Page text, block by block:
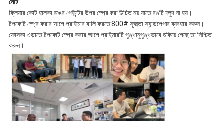
নোট
ক্লিয়ার কোট হালকা রঙের পেইন্টের উপর স্প্রে করা উচিত নয় যাতে রঙটি হলুদ না হয়।
টপকোট স্প্রে করার আগে প্রাইমার বালি করতে 800# সূক্ষ্মতা স্যান্ডপেপার ব্যবহার করুন।
ফোসকা এড়াতে টপকোট স্প্রে করার আগে প্রাইমারটি পুঙ্খানুপুঙ্খভাবে শুকিয়ে গেছে তা নিশ্চিত
করুন।